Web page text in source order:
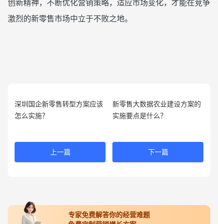
创新精神，不断优化营销策略，适应市场变化，才能在竞争
激烈的新零售市场中立于不败之地。
深圳国企新零售转型方案应该
怎么实施？
上一篇
新零售大数据农业建设方案的
实施要点是什么？
下一篇
专家免费解答你的经营难题